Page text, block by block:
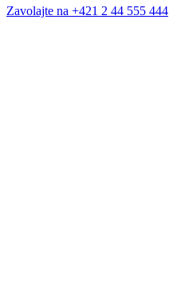
Zavolajte na +421 2 44 555 444